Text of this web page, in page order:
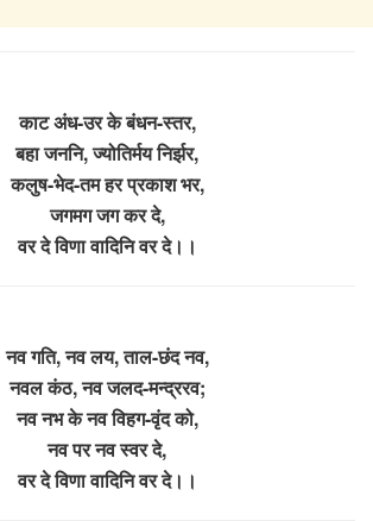
काट अंध-उर के बंधन-स्तर,
बहा जननि, ज्योतिर्मय निर्झर,
कलुष-भेद-तम हर प्रकाश भर,
जगमग जग कर दे,
वर दे विणा वादिनि वर दे।।
नव गति, नव लय, ताल-छंद नव,
नवल कंठ, नव जलद-मन्द्ररव;
नव नभ के नव विहग-वृंद को,
नव पर नव स्वर दे,
वर दे विणा वादिनि वर दे।।